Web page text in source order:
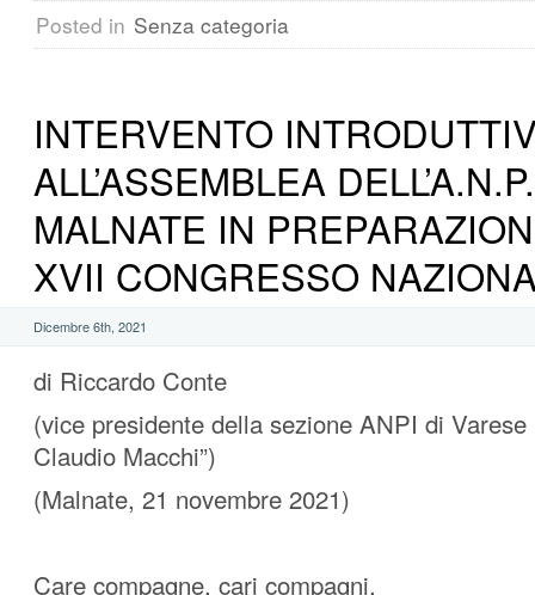
Posted in Senza categoria
INTERVENTO
ALL’ASSEMBLEA
MALNATE IN
XVII CONGRESSO
Dicembre 6th, 2021
di Riccardo Conte
(vice presidente della sezione ANPI di Varese
Claudio Macchi”)
(Malnate, 21 novembre 2021)
Care compagne, cari compagni,